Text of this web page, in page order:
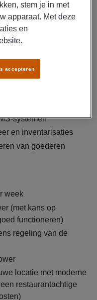
ben jij
van de
magazijn.
andere uit
van goederen
maken
systemen
en inventarisaties
van goederen
week
(met kans op
functioneren)
regeling van de
locatie met moderne
restaurantachtige
stem je in met
apparaat. Met deze
en
accepteren